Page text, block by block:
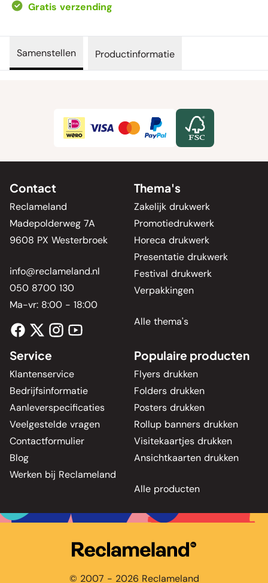
Gratis verzending
Samenstellen Productinformatie
Contact
Reclameland
Madepolderweg 7A
9608 PX Westerbroek
info@reclameland.nl
050 8700 130
Ma-vr: 8:00 - 18:00
Thema's
Zakelijk drukwerk
Promotiedrukwerk
Horeca drukwerk
Presentatie drukwerk
Festival drukwerk
Verpakkingen
Alle thema's
Service
Klantenservice
Bedrijfsinformatie
Aanleverspecificaties
Veelgestelde vragen
Contactformulier
Blog
Werken bij Reclameland
Populaire producten
Flyers drukken
Folders drukken
Posters drukken
Rollup banners drukken
Visitekaartjes drukken
Ansichtkaarten drukken
Alle producten
© 2007 - 2026 Reclameland